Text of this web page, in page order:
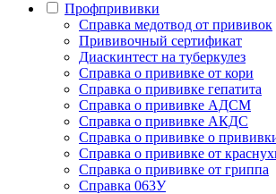
Профпрививки
Справка медотвод от прививок
Прививочный сертификат
Диаскинтест на туберкулез
Cправка о прививке от кори
Cправка о прививке гепатита
Справка о прививке АДСМ
Справка о прививке АКДС
Справка о прививке о
Справка о прививке от
Справка о прививке от гриппа
Справка 063У